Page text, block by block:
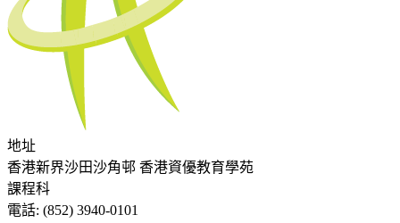
地址
香港新界沙田沙角邨 香港資優教育學苑
課程科
電話: (852) 3940-0101